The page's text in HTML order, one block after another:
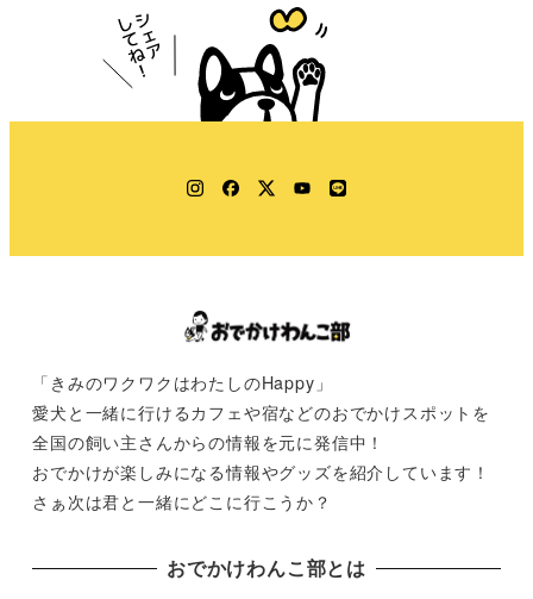
Instagram
Facebook
TwitterYouTube
LINE
「きみのワクワクはわたしのHappy」
愛犬と一緒に行けるカフェや宿などのおでかけスポットを
全国の飼い主さんからの情報を元に発信中！
おでかけが楽しみになる情報やグッズを紹介しています！
さぁ次は君と一緒にどこに行こうか？
おでかけわんこ部とは